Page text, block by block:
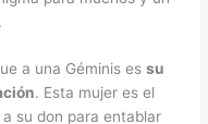
a una Géminis essu
. Esta mujer es el
su don para entablar